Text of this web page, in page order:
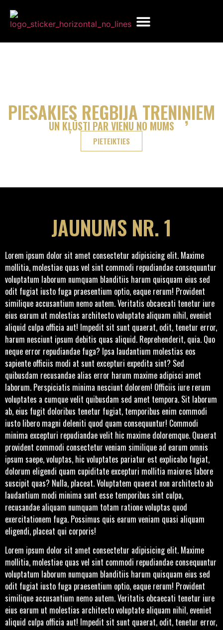
PIESAKIES REGBIJA TRENIŅIEM
UN KĻŪSTI PAR VIENU NO MUMS
PIETEIKTIES
JAUNUMS NR. 1
Lorem ipsum dolor sit amet consectetur adipisicing elit. Maxime
mollitia, molestiae quas vel sint commodi repudiandae consequuntur
voluptatum laborum numquam blanditiis harum quisquam eius sed
odit fugiat iusto fuga praesentium optio, eaque rerum! Provident
similique accusantium nemo autem. Veritatis obcaecati tenetur iure
eius earum ut molestias architecto voluptate aliquam nihil, eveniet
aliquid culpa officia aut! Impedit sit sunt quaerat, odit, tenetur error,
harum nesciunt ipsum debitis quas aliquid. Reprehenderit, quia. Quo
neque error repudiandae fuga? Ipsa laudantium molestias eos
sapiente officiis modi at sunt excepturi expedita sint? Sed
quibusdam recusandae alias error harum maxime adipisci amet
laborum. Perspiciatis minima nesciunt dolorem! Officiis iure rerum
voluptates a cumque velit quibusdam sed amet tempora. Sit laborum
ab, eius fugit doloribus tenetur fugiat, temporibus enim commodi
iusto libero magni deleniti quod quam consequuntur! Commodi
minima excepturi repudiandae velit hic maxime doloremque. Quaerat
provident commodi consectetur veniam similique ad earum omnis
ipsum saepe, voluptas, hic voluptates pariatur est explicabo fugiat,
dolorum eligendi quam cupiditate excepturi mollitia maiores labore
suscipit quas? Nulla, placeat. Voluptatem quaerat non architecto ab
laudantium modi minima sunt esse temporibus sint culpa,
recusandae aliquam numquam totam ratione voluptas quod
exercitationem fuga. Possimus quis earum veniam quasi aliquam
eligendi, placeat qui corporis!
Lorem ipsum dolor sit amet consectetur adipisicing elit. Maxime
mollitia, molestiae quas vel sint commodi repudiandae consequuntur
voluptatum laborum numquam blanditiis harum quisquam eius sed
odit fugiat iusto fuga praesentium optio, eaque rerum! Provident
similique accusantium nemo autem. Veritatis obcaecati tenetur iure
eius earum ut molestias architecto voluptate aliquam nihil, eveniet
aliquid culpa officia aut! Impedit sit sunt quaerat, odit, tenetur error,